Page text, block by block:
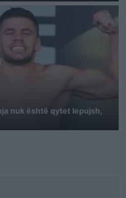
nuk është qytet lepujsh,